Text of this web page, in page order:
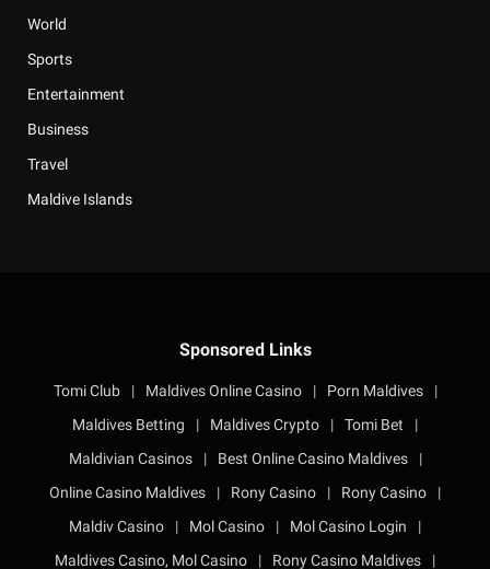
World
Sports
Entertainment
Business
Travel
Maldive Islands
Sponsored Links
Tomi Club | Maldives Online Casino | Porn Maldives
|
Maldives Betting
| Maldives Crypto | Tomi Bet
|
Maldivian Casinos
| Best Online Casino Maldives
|
Online Casino Maldives
| Rony Casino | Rony Casino
|
Maldiv Casino
| Mol Casino | Mol Casino Login
|
Maldives Casino, Mol Casino
| Rony Casino Maldives |